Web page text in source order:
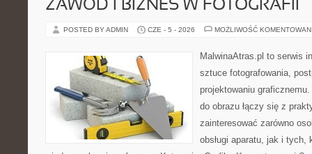
ZAWÓD I BIZNES W FOTOGRAFII
POSTED BY ADMIN CZE - 5 - 2026 MOŻLIWOŚĆ
MalwinaAtras.pl to serwis
sztuce fotografowania,
projektowaniu
do obrazu łączy się z
zainteresować zarówno
obsługi aparatu, jak i